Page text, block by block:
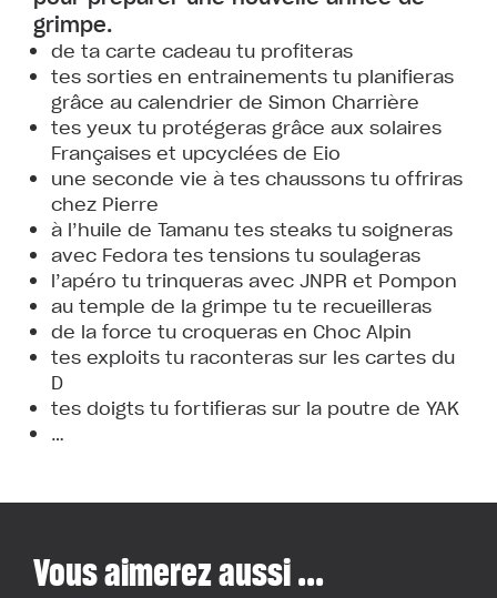
grimpe.
de ta carte cadeau tu profiteras
tes sorties en entrainements tu planifieras
grâce au calendrier de Simon Charrière
tes yeux tu protégeras grâce aux solaires
Françaises et upcyclées de Eio
une seconde vie à tes chaussons tu offriras
chez Pierre
à l’huile de Tamanu tes steaks tu soigneras
avec Fedora tes tensions tu soulageras
l’apéro tu trinqueras avec JNPR et Pompon
au temple de la grimpe tu te recueilleras
de la force tu croqueras en Choc Alpin
tes exploits tu raconteras sur les cartes du
D
tes doigts tu fortifieras sur la poutre de YAK
…
Vous aimerez aussi ...